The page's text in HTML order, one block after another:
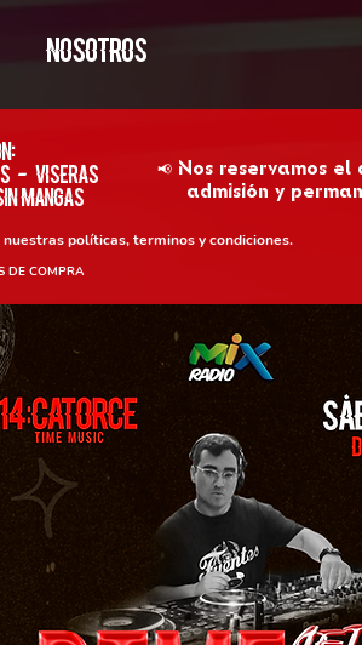
NOSOTROS
- Viseras
Mangas
📢 Nos reservamos el
admisión y
políticas, terminos y condiciones.
DE COMPRA